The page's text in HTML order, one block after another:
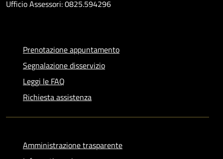
Ufficio Assessori: 0825.594296
Prenotazione appuntamento
Segnalazione disservizio
Leggi le FAQ
Richiesta assistenza
Amministrazione trasparente